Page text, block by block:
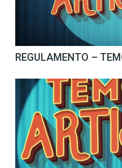
REGULAMENTO –